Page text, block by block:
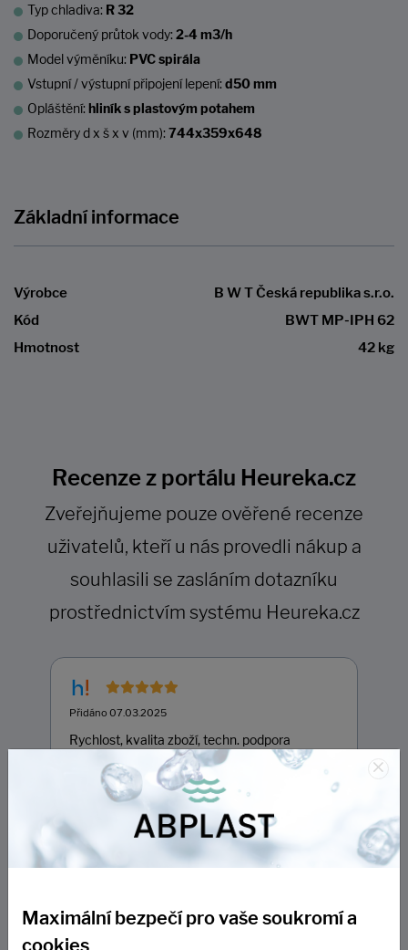
Typ chladiva: R 32
Doporučený průtok vody: 2-4 m3/h
Model výměníku: PVC spirála
Vstupní / výstupní připojení lepení: d50 mm
Opláštění: hliníks plastovým potahem
Rozměry d x š x v (mm): 744x359x648
Základní informace
Výrobce
B W T Česká republika s.r.o.
Kód
BWT MP-IPH 62
Hmotnost
42 kg
Recenze z portálu Heureka.cz
Zveřejňujeme pouze ověřené recenze
uživatelů, kteří u nás provedli nákup a
souhlasili se zasláním dotazníku
prostřednictvím systému Heureka.cz
Přidáno 07.03.2025
Rychlost, kvalita zboží, techn. podpora
Ukázat na Heurece ×
Maximální bezpečí pro vaše soukromí a
cookies